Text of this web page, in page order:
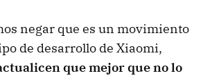
negar que es un movimiento
de desarrollo de Xiaomi,
que mejor que no lo